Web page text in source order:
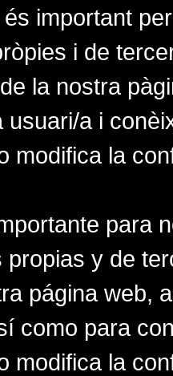
important
i de
la nostra
usuari/a i
modifica la
para
propias y de
página web,
como para
modifica la